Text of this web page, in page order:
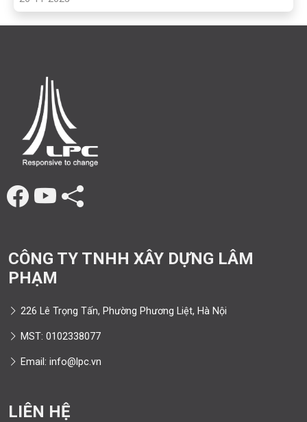
CÔNG TY TNHH XÂY DỰNG LÂM
PHẠM
226 Lê Trọng Tấn, Phường Phương Liệt, Hà Nội
MST: 0102338077
Email: info@lpc.vn
LIÊN HỆ